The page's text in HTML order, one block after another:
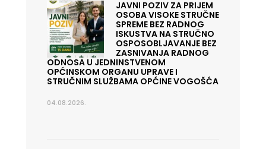
JAVNI POZIV ZA PRIJEM
OSOBA VISOKE STRUČNE
SPREME BEZ RADNOG
ISKUSTVA NA STRUČNO
OSPOSOBLJAVANJE BEZ
ZASNIVANJA RADNOG
ODNOSA U JEDNINSTVENOM
OPĆINSKOM ORGANU UPRAVE I
STRUČNIM SLUŽBAMA OPĆINE VOGOŠĆA
04.08.2026.